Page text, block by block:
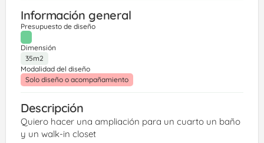
Información general
Presupuesto de diseño
Dimensión
35m2
Modalidad del diseño
Solo diseño o acompañamiento
Descripción
Quiero hacer una ampliación para un cuarto un baño
y un walk-in closet